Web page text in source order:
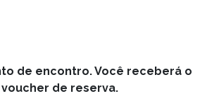
de encontro. Você receberá o
de reserva.